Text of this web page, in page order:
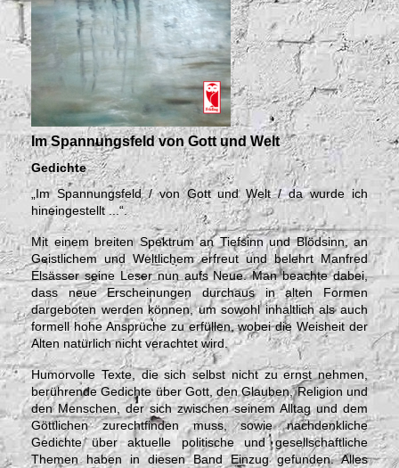
Im Spannungsfeld von Gott und Welt
Gedichte
„Im Spannungsfeld / von Gott und Welt / da wurde ich
hineingestellt ...“.
Mit einem breiten Spektrum an Tiefsinn und Blödsinn, an
Geistlichem und Weltlichem erfreut und belehrt Manfred
Elsässer seine Leser nun aufs Neue. Man beachte dabei,
dass neue Erscheinungen durchaus in alten Formen
dargeboten werden können, um sowohl inhaltlich als auch
formell hohe Ansprüche zu erfüllen, wobei die Weisheit der
Alten natürlich nicht verachtet wird.
Humorvolle Texte, die sich selbst nicht zu ernst nehmen,
berührende Gedichte über Gott, den Glauben, Religion und
den Menschen, der sich zwischen seinem Alltag und dem
Göttlichen zurechtfinden muss, sowie nachdenkliche
Gedichte über aktuelle politische und gesellschaftliche
Themen haben in diesen Band Einzug gefunden. Alles